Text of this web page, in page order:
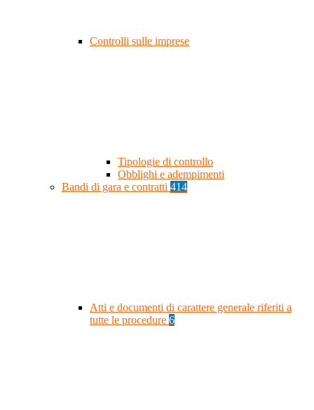
Controlli sulle imprese
Tipologie di controllo
Obblighi e adempimenti
Bandi di gara e contratti 414
Atti e documenti di carattere generale riferiti a
tutte le procedure 6